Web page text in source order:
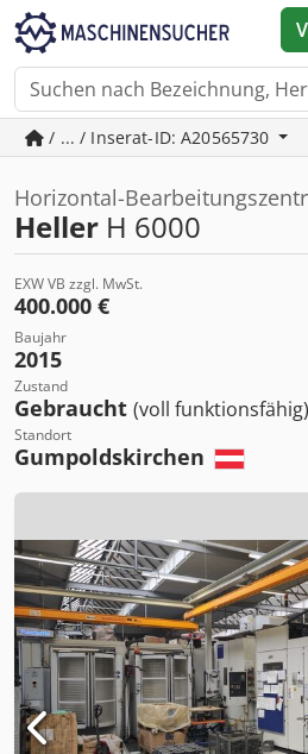
/ ... / Inserat-ID: A20565730
Horizontal-
Heller H 6000
EXW VB zzgl. MwSt.
400.000 €
Baujahr
2015
Zustand
Gebraucht (voll funktionsfähig)
Standort
Gumpoldskirchen